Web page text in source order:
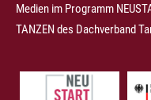
Medien im Programm
TANZEN des Dachverband